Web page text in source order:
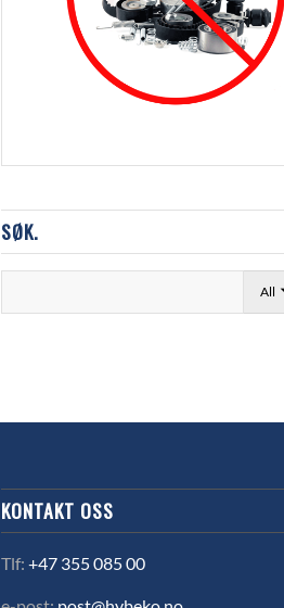
SØK.
All
KONTAKT OSS
Tlf:+47 355 085 00